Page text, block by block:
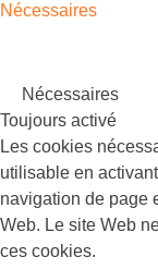
Nécessaires
Nécessaires
Toujours activé
Les cookies
utilisable en
navigation de page
Web. Le site Web
ces cookies.